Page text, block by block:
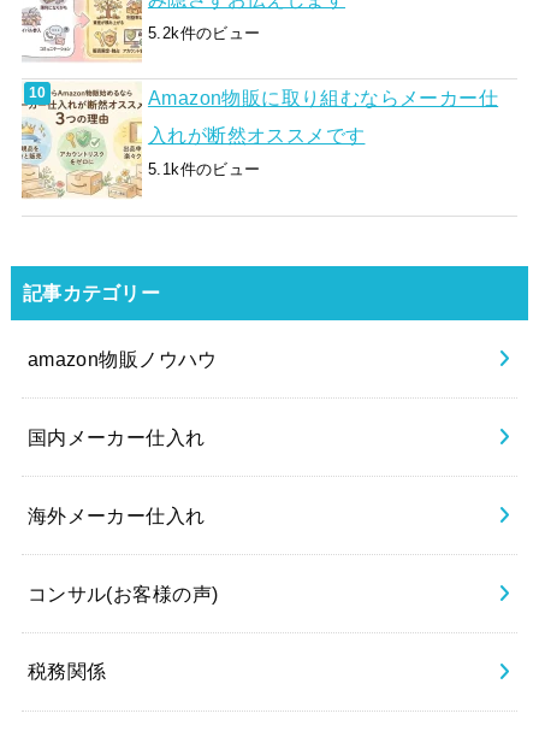
5.2k件のビュー
Amazon物販に取り組むならメーカー仕
入れが断然オススメです
5.1k件のビュー
記事カテゴリー
amazon物販ノウハウ
国内メーカー仕入れ
海外メーカー仕入れ
コンサル(お客様の声)
税務関係